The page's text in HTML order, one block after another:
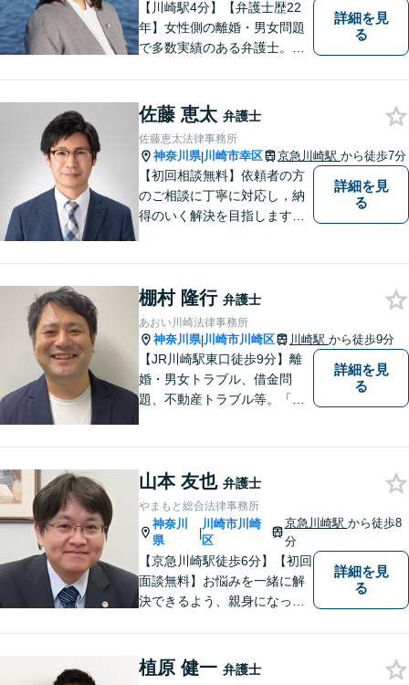
【川崎駅4分】【弁護士歴22
年】女性側の離婚・男女問題
で多数実績のある弁護士。画
自覚を持ち、ご一緒に解決へ
の 道を考えてまいります。ま
ずはお気軽にご相談くださ
い！【子連れ相談OK】
詳細を見
る
佐藤 恵太 弁護士
佐藤恵太法律事務所
神奈川県|川崎市幸区 京急川崎駅 から徒歩7分
【初回相談無料】依頼者の方
のご相談に丁寧に対応し，納
得のいく解決を目指します。
詳細を見
る
棚村 隆行 弁護士
あおい川崎法律事務所
神奈川県|川崎市川崎区 川崎駅 から徒歩9分
【JR川崎駅東口徒歩9分】離
婚・男女トラブル、借金問
題、不動産トラブル等。「弁
さい。
詳細を見
る
山本 友也 弁護士
やまもと総合法律事務所
神奈川
県
|
川崎市川崎
区
京急川崎駅 から徒歩8
分
【京急川崎駅徒歩6分】【初回
面談無料】お悩みを一緒に解
決できるよう、親身になっ
事故／相続／離婚／労働／債
務整理／刑事事件／企業法務
詳細を見
る
植原 健一 弁護士